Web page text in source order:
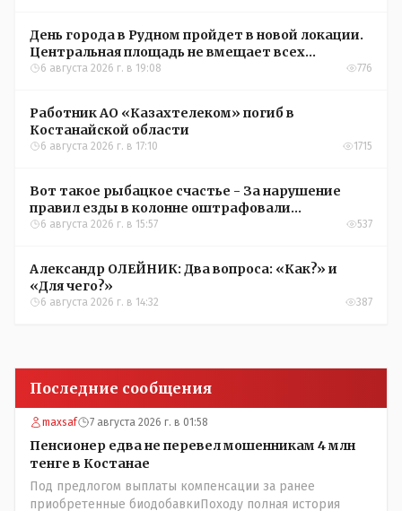
День города в Рудном пройдет в новой локации.
Центральная площадь не вмещает всех
желающих
6 августа 2026 г. в 19:08 776
Работник АО «Казахтелеком» погиб в
Костанайской области
6 августа 2026 г. в 17:10 1715
Вот такое рыбацкое счастье - За нарушение
правил езды в колонне оштрафовали
участников соревнований в Аркалыке
6 августа 2026 г. в 15:57 537
Александр ОЛЕЙНИК: Два вопроса: «Как?» и
«Для чего?»
6 августа 2026 г. в 14:32 387
Последние сообщения
maxsaf 7 августа 2026 г. в 01:58
Пенсионер едва не перевел мошенникам 4 млн
тенге в Костанае
Под предлогом выплаты компенсации за ранее
приобретенные биодобавкиПоходу полная история